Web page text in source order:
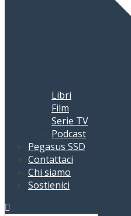
Libri
Film
Serie TV
Podcast
Pegasus SSD
Contattaci
Chi siamo
Sostienici